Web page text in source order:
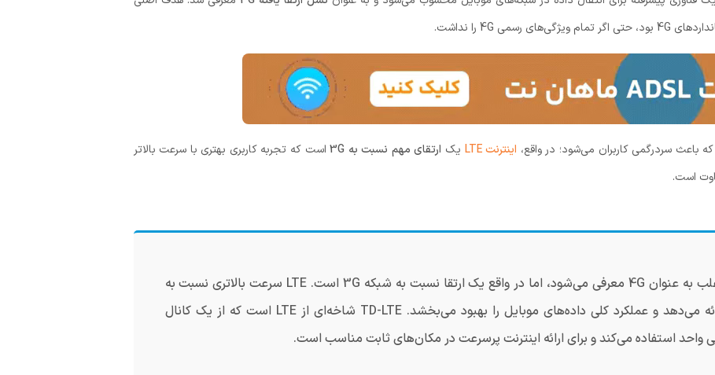
باعث سردرگمی کاربران می‌شود؛ در واقع، اینترنت LTE یک ارتقای مهم نسبت به 3G
است که تجربه کاربری بهتری با سرعت بالاتر
LTE اغلب به عنوان 4G معرفی می‌شود، اما در واقع یک ارتقا نسبت به شبکه 3G است. LTE سرعت بالاتری نسبت به
TD-LTE
شاخه‌ای از LTE است که از یک کانال
واحد استفاده می‌کند و برای ارائه اینترنت پرسرعت در مکان‌های ثابت مناسب است.